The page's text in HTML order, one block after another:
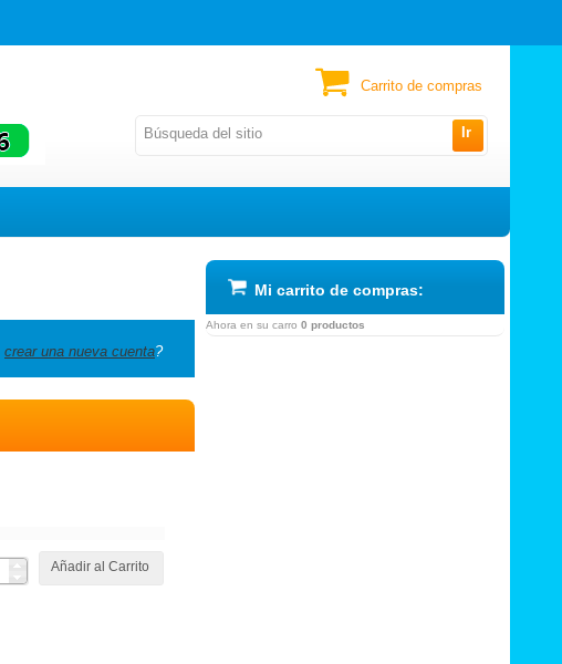
Ir
Carrito de compras
crear una nueva cuenta?
Añadir al Carrito
Mi carrito de compras:
Ahora en su carro 0 productos